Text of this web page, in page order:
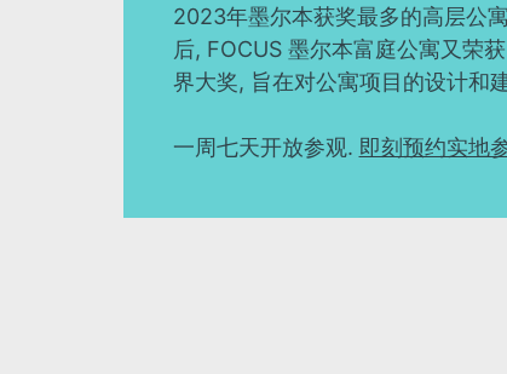
2023年墨尔本获奖最多的高层公
后, FOCUS 墨尔本富庭公寓又荣
界大奖, 旨在对公寓项目的设计和
一周七天开放参观. 即刻预约实地